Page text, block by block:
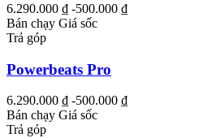
6.290.000 ₫ -500.000 ₫
Bán chạy Giá sốc
Trả góp
Powerbeats Pro
6.290.000 ₫ -500.000 ₫
Bán chạy Giá sốc
Trả góp